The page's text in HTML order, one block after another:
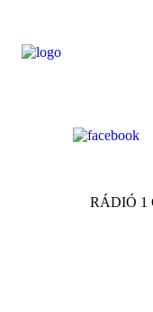
RÁDIÓ 1